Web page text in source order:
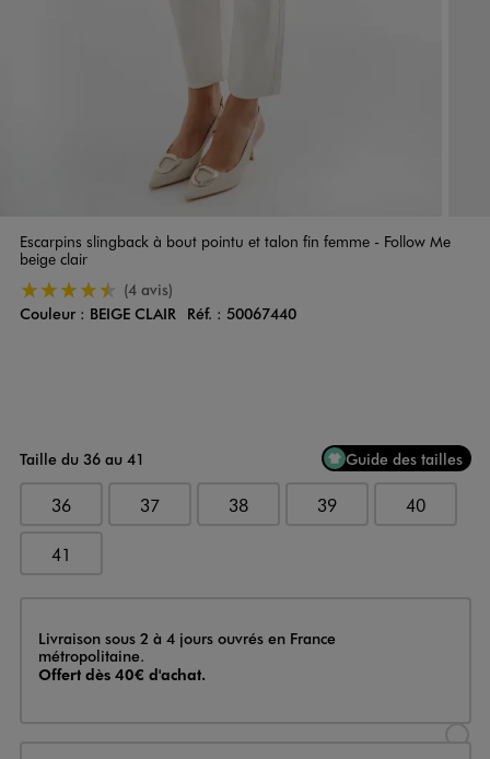
Escarpins slingback à bout pointu et talon fin femme - Follow Me
beige clair
4.5/5 de moyenne
(4 avis)
Couleur
Couleur : BEIGE CLAIR Réf. : 50067440
Taille du 36 au 41 Guide des tailles
36 37 38 39 40
41
Livraison
Livraison sous 2 à 4 jours ouvrés en France
métropolitaine.
Offert dès 40€ d'achat.